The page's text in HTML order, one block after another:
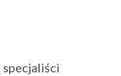
specjaliści